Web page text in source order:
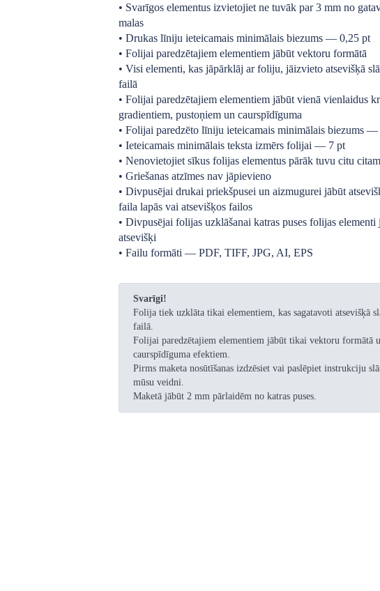
• Svarīgos elementus izvietojiet ne tuvāk par 3 mm no
malas
• Drukas līniju ieteicamais minimālais biezums — 0,25 pt
• Folijai paredzētajiem elementiem jābūt vektoru formātā
• Visi elementi, kas jāpārklāj ar foliju, jāizvieto atsevišķā
failā
• Folijai paredzētajiem elementiem jābūt vienā vienlaidus
gradientiem, pustoņiem un caurspīdīguma
• Folijai paredzēto līniju ieteicamais minimālais biezums
• Ieteicamais minimālais teksta izmērs folijai — 7 pt
• Nenovietojiet sīkus folijas elementus pārāk tuvu citu citam
• Griešanas atzīmes nav jāpievieno
• Divpusējai drukai priekšpusei un aizmugurei jābūt
faila lapās vai atsevišķos failos
• Divpusējai folijas uzklāšanai katras puses folijas elementi
atsevišķi
• Failu formāti — PDF, TIFF, JPG, AI, EPS
Svarīgi!
Folija tiek uzklāta tikai elementiem, kas sagatavoti atsevišķā
failā.
Folijai paredzētajiem elementiem jābūt tikai vektoru formātā
caurspīdīguma efektiem.
Pirms maketa nosūtīšanas izdzēsiet vai paslēpiet instrukciju
mūsu veidni.
Maketā jābūt 2 mm pārlaidēm no katras puses.